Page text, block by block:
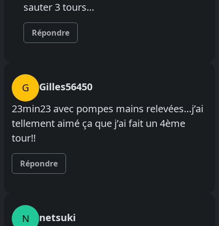
sauter 3 tours…
Répondre
G
Gilles56450
23min23 avec pompes mains relevées…j’ai
tellement aimé ça que j’ai fait un 4ème
tour!!
Répondre
N
netsuki